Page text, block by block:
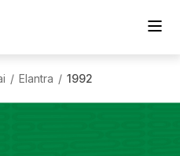
/ Elantra / 1992